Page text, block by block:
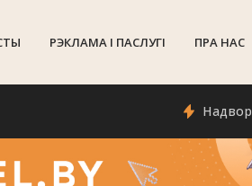
РЭКЛАМА I ПАСЛУГI ПРА НАС
Надвор'е ў